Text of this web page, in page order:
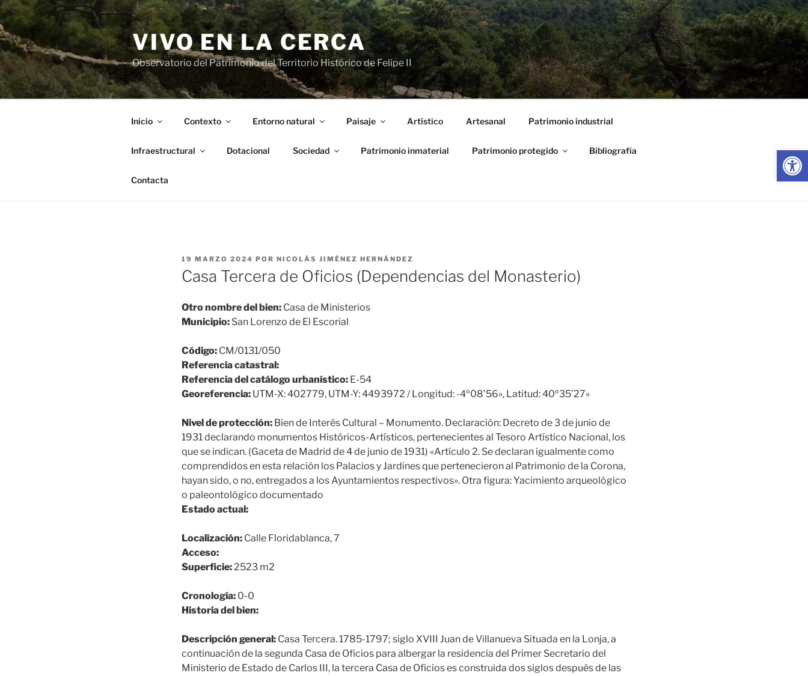
Abrir
Saltar
al
contenido
VIVO EN LA CERCA
Observatorio del Patrimonio del Territorio Histórico de Felipe II
Inicio Contexto Entorno natural Paisaje Artístico Artesanal Patrimonio industrial
Infraestructural Dotacional Sociedad Patrimonio inmaterial Patrimonio protegido Bibliografía
Contacta
PUBLICADO
EL
19 MARZO 2024 POR NICOLÁS JIMÉNEZ HERNÁNDEZ
Casa Tercera de Oficios (Dependencias del Monasterio)
Otro nombre del bien: Casa de Ministerios
Municipio: San Lorenzo de El Escorial
Código: CM/0131/050
Referencia catastral:
Referencia del catálogo urbanístico: E-54
Georeferencia: UTM-X: 402779, UTM-Y: 4493972 / Longitud: -4º08’56», Latitud: 40º35’27»
Nivel de protección: Bien de Interés Cultural – Monumento. Declaración: Decreto de 3 de junio de
1931 declarando monumentos Históricos-Artísticos, pertenecientes al Tesoro Artístico Nacional, los
que se indican. (Gaceta de Madrid de 4 de junio de 1931) «Artículo 2. Se declaran igualmente como
comprendidos en esta relación los Palacios y Jardines que pertenecieron al Patrimonio de la Corona,
hayan sido, o no, entregados a los Ayuntamientos respectivos». Otra figura: Yacimiento arqueológico
o paleontológico documentado
Estado actual:
Localización: Calle Floridablanca, 7
Acceso:
Superficie:2523 m2
Cronología: 0-0
Historia del bien:
Descripción general: Casa Tercera. 1785-1797; siglo XVIII Juan de Villanueva Situada en la Lonja, a
continuación de la segunda Casa de Oficios para albergar la residencia del Primer Secretario del
Ministerio de Estado de Carlos III, la tercera Casa de Oficios es construida dos siglos después de las